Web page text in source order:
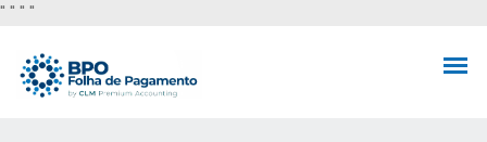
" " " "